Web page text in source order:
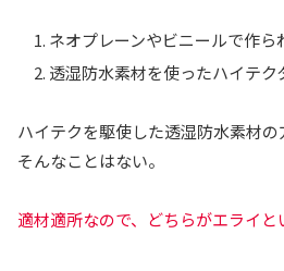
ネオプレーンやビニールで作
透湿防水素材を使ったハイテク
ハイテクを駆使した透湿防水素材の
そんなことはない。
適材適所なので、どちらがエライと